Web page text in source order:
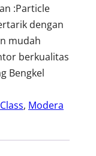
:Particle
dengan
mudah
berkualitas
Bengkel
, Modera